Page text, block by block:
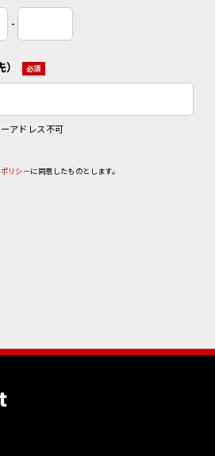
-
必須
アドレス不可
リシーに同意したものとします。